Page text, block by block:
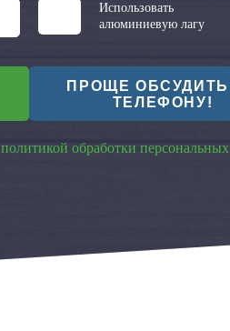
Использовать
алюминиевую лагу
ПРОЩЕ
ТЕЛЕФОНУ!
политикой обработки